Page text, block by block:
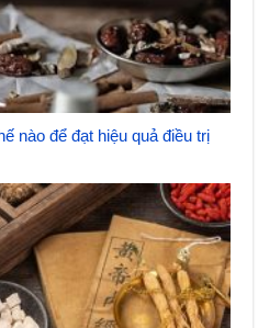
nào để đạt hiệu quả điều trị